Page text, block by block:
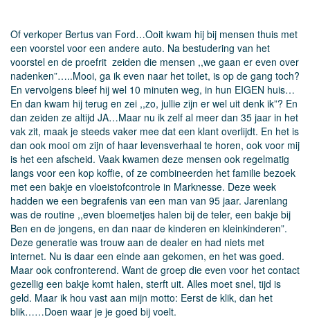
Of verkoper Bertus van Ford…Ooit kwam hij bij mensen thuis met
een voorstel voor een andere auto. Na bestudering van het
voorstel en de proefrit zeiden die mensen ,,we gaan er even over
nadenken”…..Mooi, ga ik even naar het toilet, is op de gang toch?
En vervolgens bleef hij wel 10 minuten weg, in hun EIGEN huis…
En dan kwam hij terug en zei ,,zo, jullie zijn er wel uit denk ik”? En
dan zeiden ze altijd JA…Maar nu ik zelf al meer dan 35 jaar in het
vak zit, maak je steeds vaker mee dat een klant overlijdt. En het is
dan ook mooi om zijn of haar levensverhaal te horen, ook voor mij
is het een afscheid. Vaak kwamen deze mensen ook regelmatig
langs voor een kop koffie, of ze combineerden het familie bezoek
met een bakje en vloeistofcontrole in Marknesse. Deze week
hadden we een begrafenis van een man van 95 jaar. Jarenlang
was de routine ,,even bloemetjes halen bij de teler, een bakje bij
Ben en de jongens, en dan naar de kinderen en kleinkinderen”.
Deze generatie was trouw aan de dealer en had niets met
internet. Nu is daar een einde aan gekomen, en het was goed.
Maar ook confronterend. Want de groep die even voor het contact
gezellig een bakje komt halen, sterft uit. Alles moet snel, tijd is
geld. Maar ik hou vast aan mijn motto: Eerst de klik, dan het
blik……Doen waar je je goed bij voelt.